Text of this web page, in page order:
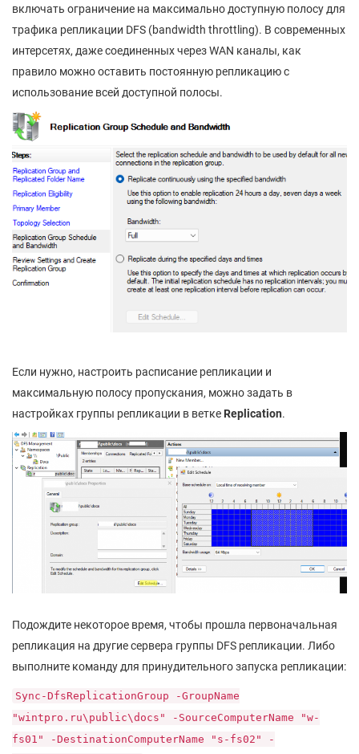
включать ограничение на максимально доступную полосу для
трафика репликации DFS (bandwidth throttling). В современных
интерсетях, даже соединенных через WAN каналы, как
правило можно оставить постоянную репликацию с
использование всей доступной полосы.
Если нужно, настроить расписание репликации и
максимальную полосу пропускания, можно задать в
настройках группы репликации в ветке Replication.
Подождите некоторое время, чтобы прошла первоначальная
репликация на другие сервера группы DFS репликации. Либо
выполните команду для принудительного запуска репликации:
Sync-DfsReplicationGroup -GroupName
"wintpro.ru\public\docs" -SourceComputerName "w-
fs01" -DestinationComputerName "s-fs02" -